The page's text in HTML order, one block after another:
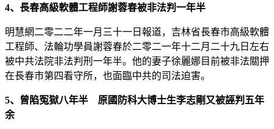
4、長春高級軟體工程師謝蓉春被非法判一年半
明慧網二零二二年一月三十一日報道，吉林省長春市高級軟體
工程師、法輪功學員謝蓉春於二零二一年十二月二十九日左右
被中共法院非法判刑一年半。他的妻子徐麗娜目前被非法關押
在長春市第四看守所，也面臨中共的司法迫害。
5、曾陷冤獄八年半 原國防科大博士生李志剛又被誣判五年
余